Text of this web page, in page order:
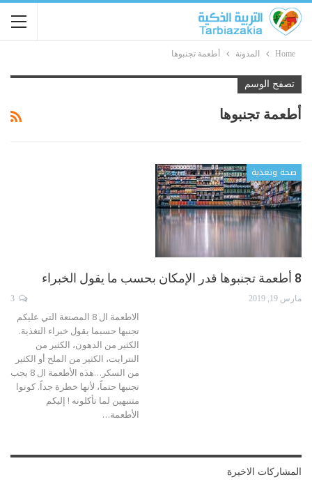
Home المدونة أطعمة تجنبوها
تصفح الوسم
أطعمة تجنبوها
صحة وتغذية
8 أطعمة تجنبوها قدر الإمكان بحسب ما يقول الخبراء
مارس 19, 2019
الاطعمة ال 8 المصنعة التي عليكم
تجنبها حسبما يقول خبراء التغذية.
الكثير من الدهون، الكثير من
النترايت، الكثير من الملح أو الكثير
من السكر…هذه الأطعمة ال 8 يجب
تجنبها حتماً، لأنها خطرة جداً. كونوا
متنبهين لما تأكلونه ! إليكم
الأطعمة…
المشاركات الاخيرة